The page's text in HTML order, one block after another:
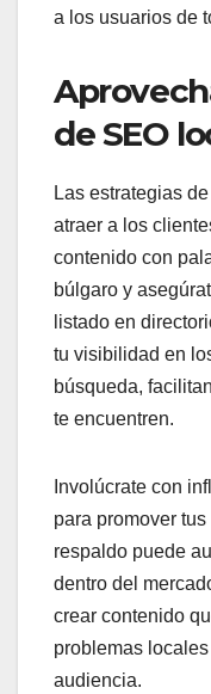
a los usuarios de
de SEO
Las estrategias
atraer a los
contenido con
búlgaro y
listado en
tu visibilidad en
búsqueda,
te encuentren.
Involúcrate con
para promover
respaldo puede
dentro del
crear contenido
problemas
audiencia.